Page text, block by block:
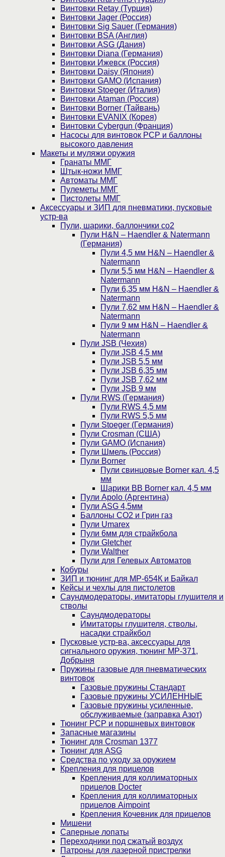
Винтовки Retay (Турция)
Винтовки Jager (Россия)
Винтовки Sig Sauer (Германия)
Винтовки BSA (Англия)
Винтовки ASG (Дания)
Винтовки Diana (Германия)
Винтовки Ижевск (Россия)
Винтовки Daisy (Япония)
Винтовки GAMO (Испания)
Винтовки Stoeger (Италия)
Винтовки Ataman (Россия)
Винтовки Borner (Тайвань)
Винтовки EVANIX (Корея)
Винтовки Cybergun (Франция)
Насосы для винтовок PCP и баллоны
высокого давления
Макеты и муляжи оружия
Гранаты ММГ
Штык-ножи ММГ
Автоматы ММГ
Пулеметы ММГ
Пистолеты ММГ
Аксессуары и ЗИП для пневматики, пусковые
устр-ва
Пули, шарики, баллончики со2
Пули H&N – Haendler & Natermann
(Германия)
Пули 4,5 мм H&N – Haendler &
Natermann
Пули 5,5 мм H&N – Haendler &
Natermann
Пули 6,35 мм H&N – Haendler &
Natermann
Пули 7,62 мм H&N – Haendler &
Natermann
Пули 9 мм H&N – Haendler &
Natermann
Пули JSB (Чехия)
Пули JSB 4,5 мм
Пули JSB 5,5 мм
Пули JSB 6,35 мм
Пули JSB 7,62 мм
Пули JSB 9 мм
Пули RWS (Германия)
Пули RWS 4,5 мм
Пули RWS 5,5 мм
Пули Stoeger (Германия)
Пули Crosman (США)
Пули GAMO (Испания)
Пули Шмель (Россия)
Пули Borner
Пули свинцовые Borner кал. 4,5
мм
Шарики BB Borner кал. 4,5 мм
Пули Apolo (Аргентина)
Пули ASG 4,5мм
Баллоны CO2 и Грин газ
Пули Umarex
Пули 6мм для страйкбола
Пули Gletcher
Пули Walther
Пули для Гелевых Автоматов
Кобуры
ЗИП и тюнинг для МР-654К и Байкал
Кейсы и чехлы для пистолетов
Саундмодераторы, имитаторы глушителя и
стволы
Саундмодераторы
Имитаторы глушителя, стволы,
насадки страйкбол
Пусковые устр-ва, аксессуары для
сигнального оружия, тюнинг МР-371,
Добрыня
Пружины газовые для пневматических
винтовок
Газовые пружины Стандарт
Газовые пружины УСИЛЕННЫЕ
Газовые пружины усиленные,
обслуживаемые (заправка Азот)
Тюнинг PCP и поршневых винтовок
Запасные магазины
Тюнинг для Crosman 1377
Тюнинг для ASG
Средства по уходу за оружием
Крепления для прицелов
Крепления для коллиматорных
прицелов Docter
Крепления для коллиматорных
прицелов Aimpoint
Крепления Кочевник для прицелов
Мишени
Саперные лопаты
Переходники под сжатый воздух
Патроны для лазерной пристрелки